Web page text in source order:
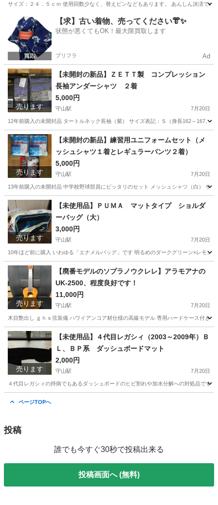
サイズ：２４．５ｃｍ 使用回数少なく、替えピンなどもあります。 あんしん決済での
滋賀 守山市 守山駅 その他 陸上
【求】古い着物、売ってください👘✨
状態が悪くてもOK！最大限買取します
プリフラ Ad
売ります
【未開封の新品】ＺＥＴＴ製 コンプレッション
長袖アンダーシャツ ２着
5,000円
守山駅 7月20日
12年前購入の未開封品 タートルネック長袖（紫） サイズ表記：Ｓ（身長162～167、
滋賀 守山市 守山駅 野球 ZETT
売ります
【未開封の新品】練習用ユニフォームセット（メ
ッシュシャツ１着とレギュラーパンツ２着）
5,000円
守山駅 7月20日
13年前購入の未開封品 中学校野球部員にピッタリのセット メッシュシャツ（白） サ
滋賀 守山市 守山駅 野球 ユニフォーム
売ります
【未使用品】ＰＵＭＡ マットタイプ ショルダ
ーバッグ（大）
3,000円
守山駅 7月20日
10年ほど前に購入 いわゆる「エナメルバッグ」です 明るめのダークグリーン×レモ
滋賀 守山市 守山駅 PUMA
売ります
【廃番モデルのソプラノウクレレ】アラモアナの
UK-2500、程度良好です！
11,000円
守山駅 7月20日
木目艶出し ｇｈｓ弦装備 ハワイアンコア材仕様の高級モデル 専用ハードケース付き
滋賀 守山市 守山駅 弦楽器、ギター ソプラノ
売ります
【未使用品】４代目レガシィ（2003～2009年）Ｂ
Ｌ、ＢＰ系 ダッシュボードマット
2,000円
守山駅 7月20日
４代目レガシィの持病でもあるダッシュボードのヒビ割れや加水分解への対処品です
ページTOPへ
投稿
誰でも今すぐ30秒で投稿出来る
投稿画面へ (無料)